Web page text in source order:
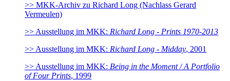
>> MKK-Archiv zu Richard Long (Nachlass Gerard
Vermeulen)
>> Ausstellung im MKK: Richard Long - Prints 1970-2013
>> Ausstellung im MKK: Richard Long - Midday, 2001
>> Ausstellung im MKK: Being in the Moment / A Portfolio
of Four Prints, 1999